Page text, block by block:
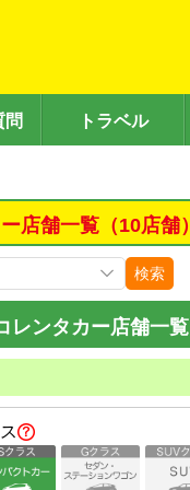
問 トラベル
店舗一覧（10店舗）
検索
レンタカー店舗一覧